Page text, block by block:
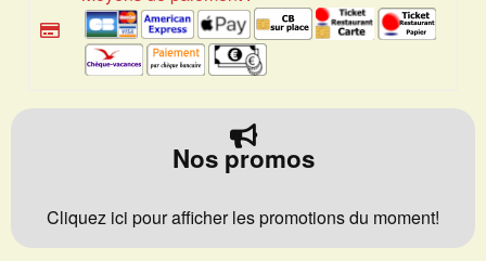
Nos promos
Cliquez ici pour afficher les promotions du moment!